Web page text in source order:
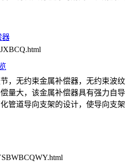
器
，无约束金属补偿器，无约束波纹
量大，该金属补偿器具有强力自导
管道导向支架的设计，使导向支架